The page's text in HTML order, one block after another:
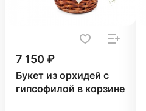
7 150 ₽
Букет из орхидей с
гипсофилой в корзине